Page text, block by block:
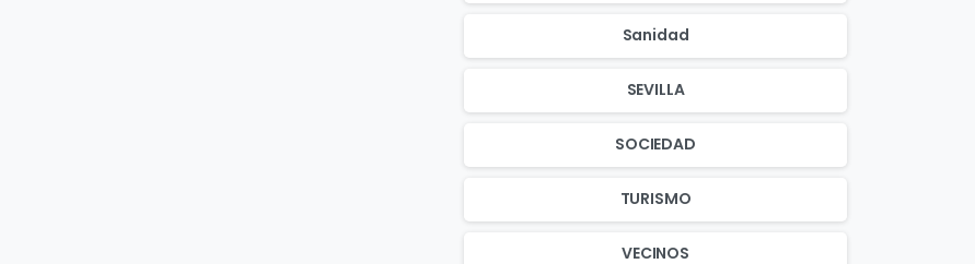
Sanidad
SEVILLA
SOCIEDAD
TURISMO
VECINOS